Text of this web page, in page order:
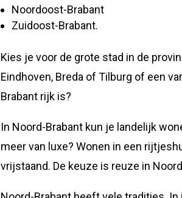
Noordoost-Brabant
Zuidoost-Brabant.
Kies je voor de grote stad in de
Eindhoven, Breda of Tilburg of een
Brabant rijk is?
In Noord-Brabant kun je landelijk
meer van luxe? Wonen in een
vrijstaand. De keuze is reuze in